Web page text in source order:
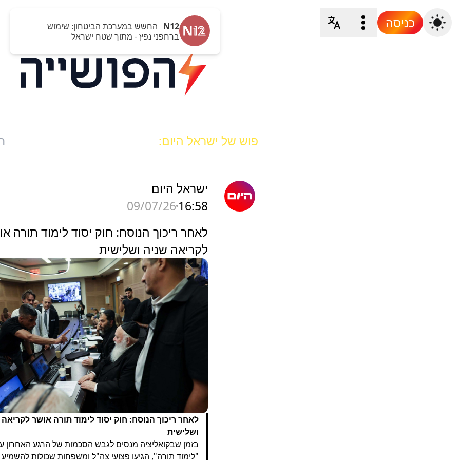
כניסה N12 החשש במערכת הביטחון: שימוש
ברחפני נפץ - מתוך שטח ישראל
פוש של ישראל היום:
ישראל היום
16:58
09/07/26
לאחר ריכוך הנוסח: חוק יסוד לימוד תורה
לקריאה שניה ושלישית
לאחר ריכוך הנוסח: חוק יסוד לימוד תורה אושר
ושלישית
בזמן שבקואליציה מנסים לגבש הסכמות של הרגע האחרון
"לימוד תורה", הגיעו פצועי צה"ל ומשפחות שכולות